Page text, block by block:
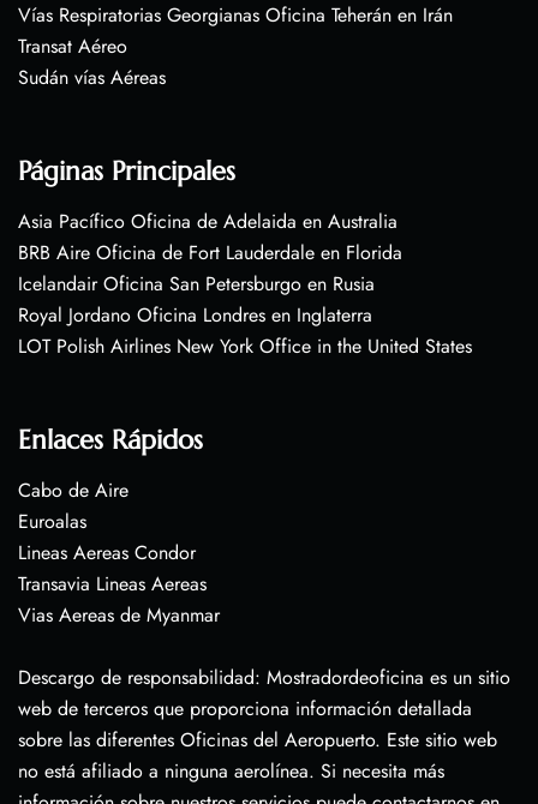
Vías Respiratorias Georgianas Oficina Teherán en Irán
Transat Aéreo
Sudán vías Aéreas
Páginas Principales
Asia Pacífico Oficina de Adelaida en Australia
BRB Aire Oficina de Fort Lauderdale en Florida
Icelandair Oficina San Petersburgo en Rusia
Royal Jordano Oficina Londres en Inglaterra
LOT Polish Airlines New York Office in the United States
Enlaces Rápidos
Cabo de Aire
Euroalas
Lineas Aereas Condor
Transavia Lineas Aereas
Vias Aereas de Myanmar
Descargo de responsabilidad: Mostradordeoficina es un sitio
web de terceros que proporciona información detallada
sobre las diferentes Oficinas del Aeropuerto. Este sitio web
no está afiliado a ninguna aerolínea. Si necesita más